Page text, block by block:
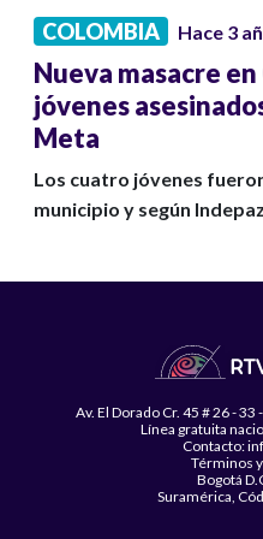
COLOMBIA Hace 3
Nueva masacre
jóvenes
Meta
Los cuatro jóvenes
municipio y según
Av. El Dorado Cr. 45 # 26 -
Línea gratuita
Contacto:
Términos
Bogotá
Suramérica,